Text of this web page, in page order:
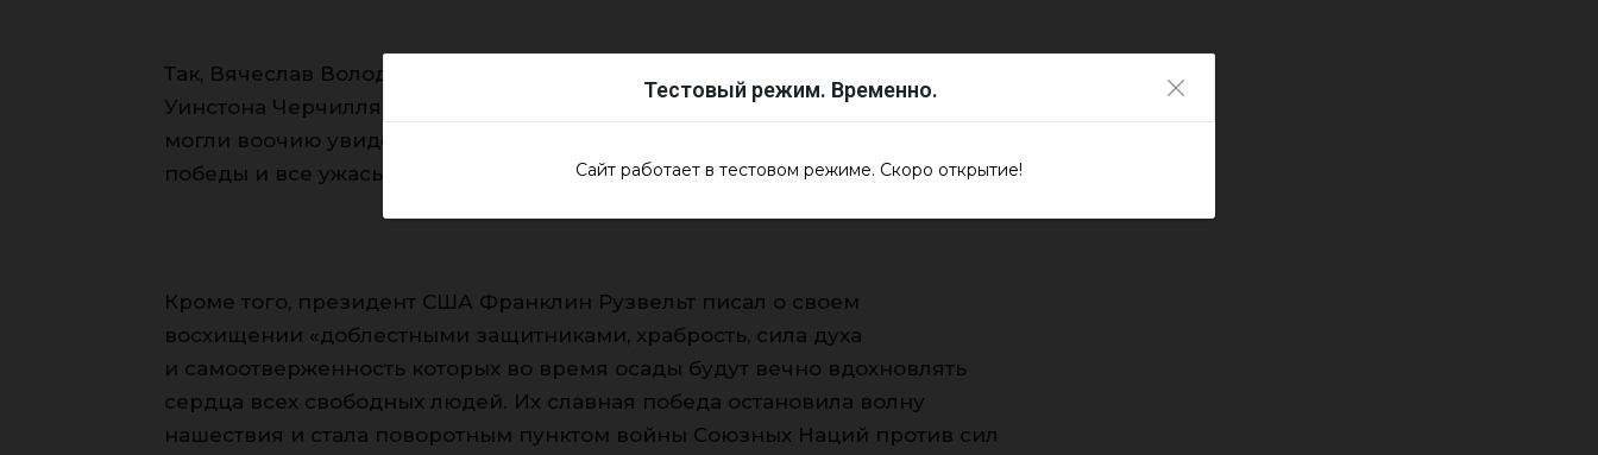
Тестовый режим. Временно.
Сайт работает в тестовом режиме. Скоро открытие!
Так, Вячеслав Володин привел в пример британского премьер-министра
Уинстона Черчилля, который отмечал: «Надо, чтобы будущие поколения
могли воочию увидеть и почувствовать все величие одержанной у Волги
победы и все ужасы бушевавшей там истребительной войны».
Кроме того, президент США Франклин Рузвельт писал о своем
восхищении «доблестными защитниками, храбрость, сила духа
и самоотверженность которых во время осады будут вечно вдохновлять
сердца всех свободных людей. Их славная победа остановила волну
нашествия и стала поворотным пунктом войны Союзных Наций против сил